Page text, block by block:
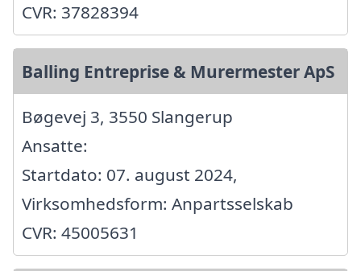
CVR: 37828394
Balling Entreprise & Murermester ApS
Bøgevej 3, 3550 Slangerup
Ansatte:
Startdato: 07. august 2024,
Virksomhedsform: Anpartsselskab
CVR: 45005631